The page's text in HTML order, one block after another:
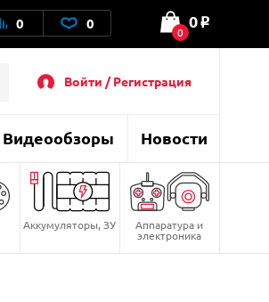
0 0 0
0 o
Войти / Регистрация
Видеообзоры Новости
Аккумуляторы, ЗУ Аппаратура и
электроника